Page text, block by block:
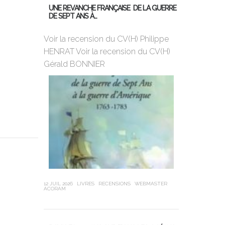
UNE REVANCHE FRANÇAISE DE LA GUERRE
DE SEPT ANS À…
Voir la recension du CV(H) Philippe
HENRAT Voir la recension du CV(H)
Gérald BONNIER
12 JUIL 2026 LIVRES RECENSIONS
WEBMASTER
ACORAM